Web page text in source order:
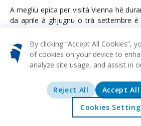
Offerte
A megliu epica per visità Vienna hè
da aprile à ghjugnu o trà settembre
primavera, u tempu hè
cità sboccianu cù fiori culuriti. Hè u
scopre a ricca storia è cultura di a
l'apertu è visita di i siti. A stagione di
tempu per visità, postu chì e folle di
foglie autunnali offrenu un
l'impressionante architettura di a cità.
di un'atmosfera festiva, dicembre
incantati, luci è decorazioni, ancu se u
By clicking “Accept All Cookies”,
of cookies on your device to
analyze site usage, and assist in
Reject All
Accept
Cookies